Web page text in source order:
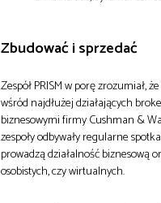
Zbudować i sprzedać
Zespół PRISM w porę zrozumiał,
wśród najdłużej działających
biznesowymi firmy Cushman &
zespoły odbywały regularne
prowadzą działalność biznesową
osobistych, czy wirtualnych.